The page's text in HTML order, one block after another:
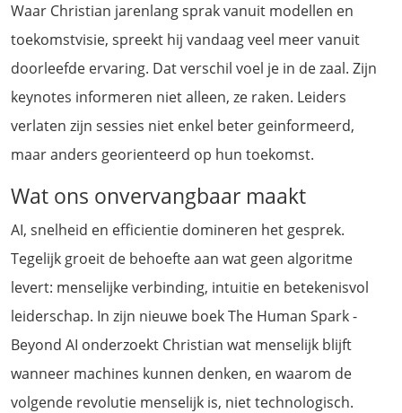
Waar Christian jarenlang sprak vanuit modellen en
toekomstvisie, spreekt hij vandaag veel meer vanuit
doorleefde ervaring. Dat verschil voel je in de zaal. Zijn
keynotes informeren niet alleen, ze raken. Leiders
verlaten zijn sessies niet enkel beter geinformeerd,
maar anders georienteerd op hun toekomst.
Wat ons onvervangbaar maakt
AI, snelheid en efficientie domineren het gesprek.
Tegelijk groeit de behoefte aan wat geen algoritme
levert: menselijke verbinding, intuitie en betekenisvol
leiderschap. In zijn nieuwe boek The Human Spark -
Beyond AI onderzoekt Christian wat menselijk blijft
wanneer machines kunnen denken, en waarom de
volgende revolutie menselijk is, niet technologisch.